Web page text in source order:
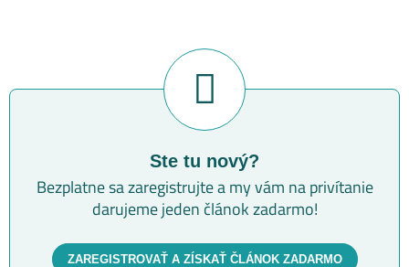
Ste tu nový?
Bezplatne sa zaregistrujte a my vám na privítanie
darujeme jeden článok zadarmo!
ZAREGISTROVAŤ A ZÍSKAŤ ČLÁNOK ZADARMO